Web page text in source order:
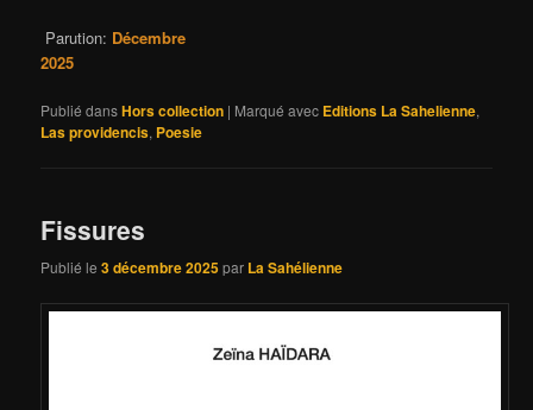
Parution: Décembre
2025
Publié dansHors collection | Marqué avec Editions La Sahelienne,
Las providencis, Poesie
Fissures
Publié le3 décembre 2025par La Sahélienne